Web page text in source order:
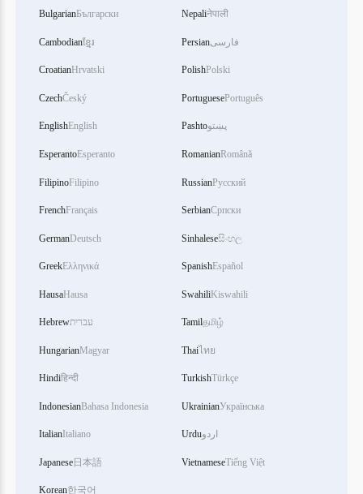
BulgarianБългарски
Cambodianខ្មែរ
CroatianHrvatski
CzechČeský
EnglishEnglish
EsperantoEsperanto
FilipinoFilipino
FrenchFrançais
GermanDeutsch
GreekΕλληνικά
HausaHausa
Hebrewעברית
HungarianMagyar
Hindiहिन्दी
IndonesianBahasa Indonesia
ItalianItaliano
Japanese日本語
Korean한국어
Nepaliनेपाली
Persianفارسی
PolishPolski
PortuguesePortuguês
Pashtoپښتو
RomanianRomână
RussianРусский
SerbianСрпски
Sinhaleseසිංහල
SpanishEspañol
SwahiliKiswahili
Tamilதமிழ்
Thaiไทย
TurkishTürkçe
UkrainianУкраїнська
Urduاردو
VietnameseTiếng Việt